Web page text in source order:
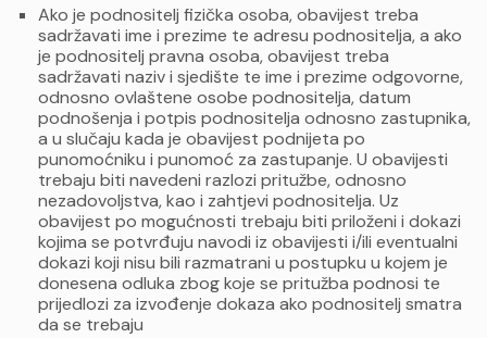
Ako je podnositelj fizička osoba, obavijest treba
sadržavati ime i prezime te adresu podnositelja, a ako
je podnositelj pravna osoba, obavijest treba
sadržavati naziv i sjedište te ime i prezime odgovorne,
odnosno ovlaštene osobe podnositelja, datum
podnošenja i potpis podnositelja odnosno zastupnika,
a u slučaju kada je obavijest podnijeta po
punomoćniku i punomoć za zastupanje. U obavijesti
trebaju biti navedeni razlozi pritužbe, odnosno
nezadovoljstva, kao i zahtjevi podnositelja. Uz
obavijest po mogućnosti trebaju biti priloženi i dokazi
kojima se potvrđuju navodi iz obavijesti i/ili eventualni
dokazi koji nisu bili razmatrani u postupku u kojem je
donesena odluka zbog koje se pritužba podnosi te
prijedlozi za izvođenje dokaza ako podnositelj smatra
da se trebaju